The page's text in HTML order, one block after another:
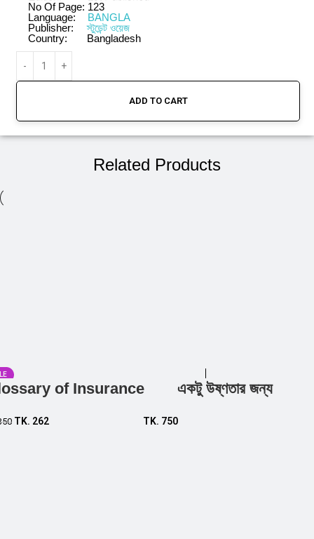
No Of Page: 123
Language:
BANGLA
Publisher:
স্টুডেন্ট ওয়েজ
Country:
Bangladesh
ADD TO CART
Related Products
of Insurance
TK. 262
Add to cart
একটু উষ্ণতার জন্য
TK. 750